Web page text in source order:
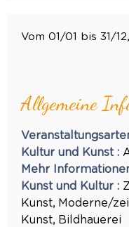
Vom 01/01 bis 31/
Allgemeine
Kultur und Kunst :
Mehr
Kunst und Kultur :
Kunst Moderne/
Kunst Bildhauerei